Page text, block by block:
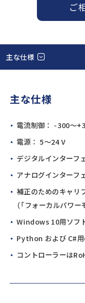
ご
主な仕様
主な仕様
電流制御 ： -300～
電源 ： 5～24 V
デジタルインターフ
アナログインターフ
補正のためのキャリ
（「フォーカルパワー
Windows 10用ソ
Python および C#用
コントローラーは